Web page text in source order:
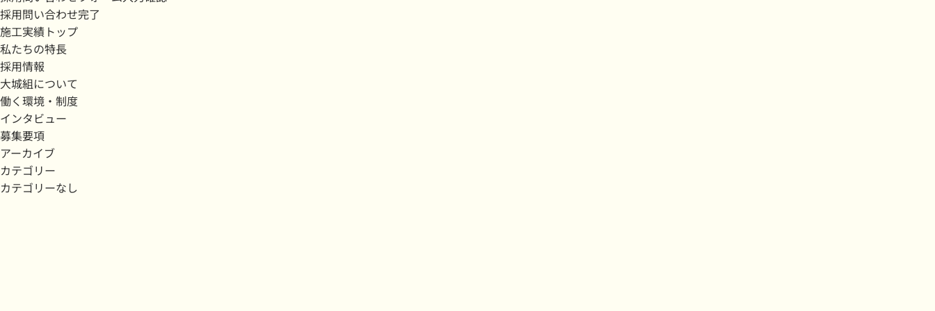
採用問い合わせ完了
施工実績トップ
私たちの特長
採用情報
大城組について
働く環境・制度
インタビュー
募集要項
アーカイブ
カテゴリー
カテゴリーなし